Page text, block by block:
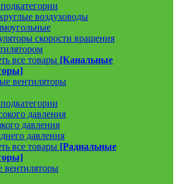
воздуховоды
скорости вращения
все товары [Канальные
вентиляторы
давления
давления
давления
все товары [Радиальные